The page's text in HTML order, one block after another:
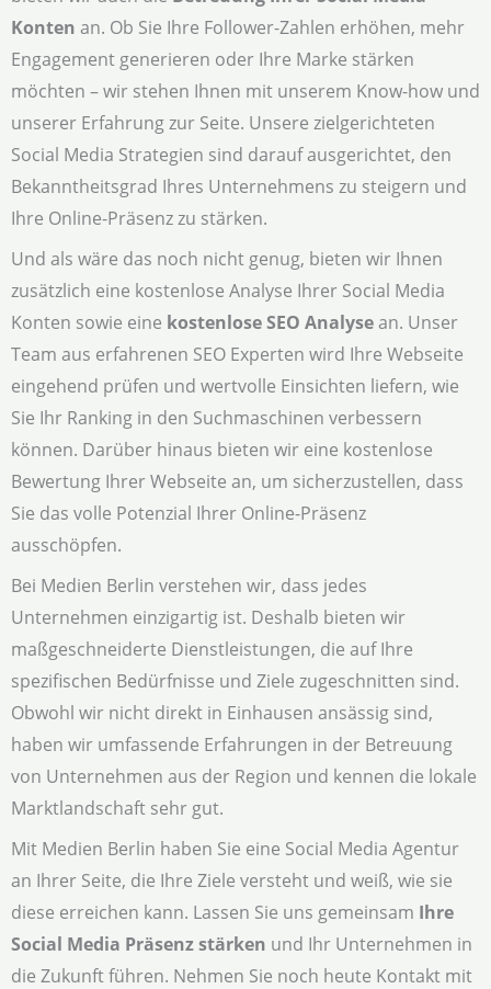
Konten an. Ob Sie Ihre Follower-Zahlen erhöhen, mehr
Engagement generieren oder Ihre Marke stärken
möchten – wir stehen Ihnen mit unserem Know-how und
unserer Erfahrung zur Seite. Unsere zielgerichteten
Social Media Strategien sind darauf ausgerichtet, den
Bekanntheitsgrad Ihres Unternehmens zu steigern und
Ihre Online-Präsenz zu stärken.
Und als wäre das noch nicht genug, bieten wir Ihnen
zusätzlich eine kostenlose Analyse Ihrer Social Media
Konten sowie eine kostenlose SEO Analysean. Unser
Team aus erfahrenen SEO Experten wird Ihre Webseite
eingehend prüfen und wertvolle Einsichten liefern, wie
Sie Ihr Ranking in den Suchmaschinen verbessern
können. Darüber hinaus bieten wir eine kostenlose
Bewertung Ihrer Webseite an, um sicherzustellen, dass
Sie das volle Potenzial Ihrer Online-Präsenz
ausschöpfen.
Bei Medien Berlin verstehen wir, dass jedes
Unternehmen einzigartig ist. Deshalb bieten wir
maßgeschneiderte Dienstleistungen, die auf Ihre
spezifischen Bedürfnisse und Ziele zugeschnitten sind.
Obwohl wir nicht direkt in Einhausen ansässig sind,
haben wir umfassende Erfahrungen in der Betreuung
von Unternehmen aus der Region und kennen die lokale
Marktlandschaft sehr gut.
Mit Medien Berlin haben Sie eine Social Media Agentur
an Ihrer Seite, die Ihre Ziele versteht und weiß, wie sie
diese erreichen kann. Lassen Sie uns gemeinsam Ihre
Social Media Präsenz stärken und Ihr Unternehmen in
die Zukunft führen. Nehmen Sie noch heute Kontakt mit